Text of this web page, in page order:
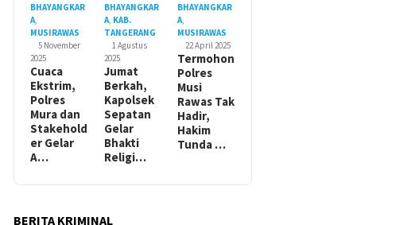
BHAYANGKAR
A
MUSIRAWAS
5 November
2025
Cuaca
Ekstrim,
Polres
Mura dan
Stakehold
er Gelar
A…
BHAYANGKAR
A, KAB.
TANGERANG
1 Agustus
2025
Jumat
Berkah,
Kapolsek
Sepatan
Gelar
Bhakti
Religi…
BHAYANGKAR
A
MUSIRAWAS
22 April 2025
Termohon
Polres
Musi
Rawas Tak
Hadir,
Hakim
Tunda …
BERITA KRIMINAL